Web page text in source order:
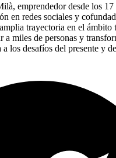
emprendedor desde los 17
en redes sociales y
trayectoria en el ámbito
a miles de personas y
los desafíos del presente y